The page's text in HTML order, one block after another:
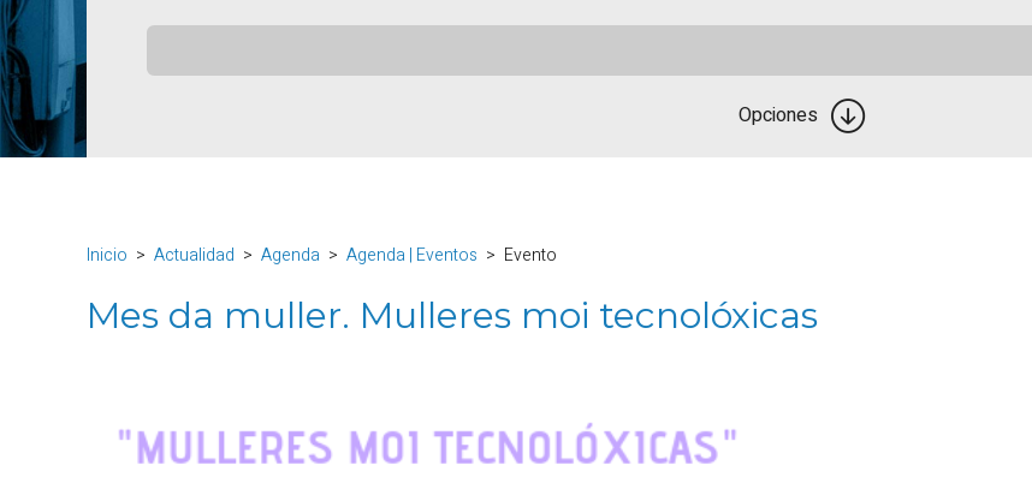
Opciones
Inicio Actualidad Agenda Agenda | Eventos Evento
Mes da muller. Mulleres moi tecnolóxicas